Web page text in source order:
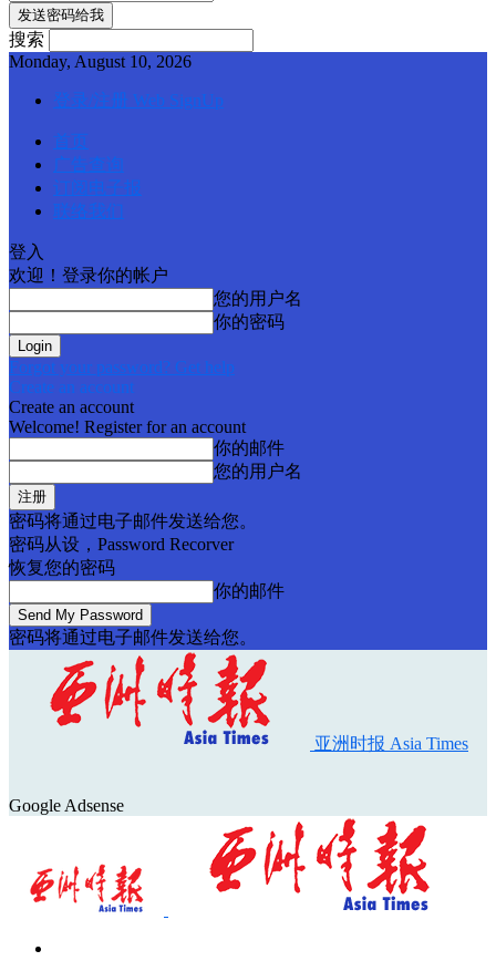
搜索
Monday, August 10, 2026
登录/注册 Web SignUp
首页
广告查询
订阅电子报
联络我们
登入
欢迎！登录你的帐户
您的用户名
你的密码
Forgot your password? Get help
Create an account
Create an account
Welcome! Register for an account
你的邮件
您的用户名
密码将通过电子邮件发送给您。
密码从设，Password Recorver
恢复您的密码
你的邮件
密码将通过电子邮件发送给您。
亚洲时报 Asia Times
Google Adsense